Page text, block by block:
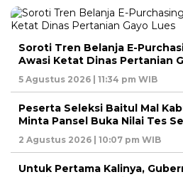
Soroti Tren Belanja E-
Awasi Ketat Dinas Pertanian
5 Agustus 2026 | 11:34 pm WIB
Peserta Seleksi Baitul Mal
Minta Pansel Buka Nilai Tes
2 Agustus 2026 | 10:07 pm WIB
Untuk Pertama Kalinya,